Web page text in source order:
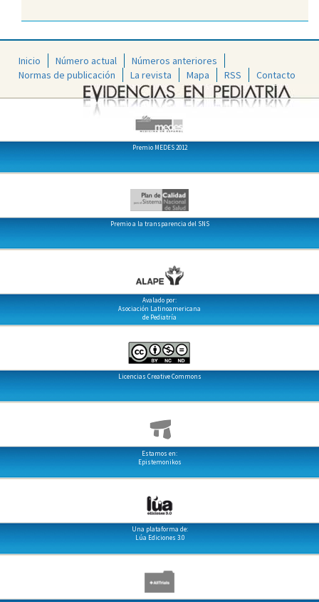
Inicio Número actual
Números anteriores
Normas de publicación
La revista Mapa RSS Contacto
Premio MEDES 2012
Premio a la transparencia del SNS
Avalado por:
Asociación Latinoamericana
de Pediatría
Licencias Creative Commons
Estamos en:
Epistemonikos
Una plataforma de:
Lúa Ediciones 3.0